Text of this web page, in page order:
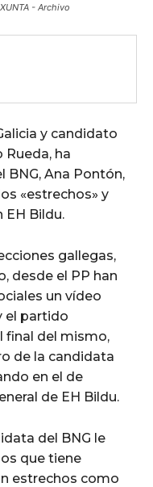
- Archivo
y candidato
Rueda, ha
BNG, Ana Pontón,
«estrechos» y
EH Bildu.
gallegas,
desde el PP han
un vídeo
el partido
final del mismo,
de la candidata
en el de
de EH Bildu.
del BNG le
que tiene
estrechos como